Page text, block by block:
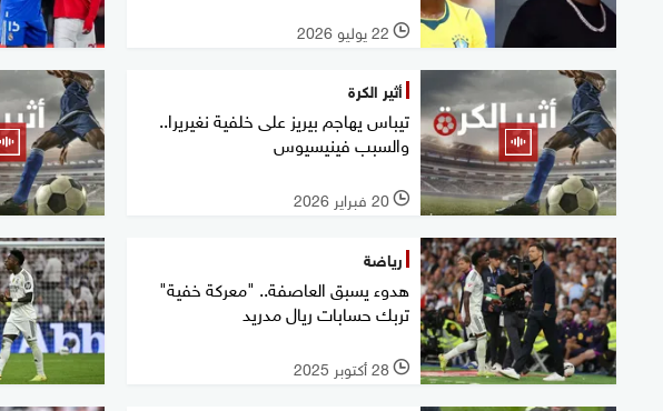
l 22 يوليو 2026
أثير الكرة
تيباس يهاجم بيريز على خلفية نغيريرا..
والسبب فينيسيوس
l 20 فبراير 2026
رياضة
هدوء يسبق العاصفة.. "معركة خفية"
تربك حسابات ريال مدريد
l 28 أكتوبر 2025